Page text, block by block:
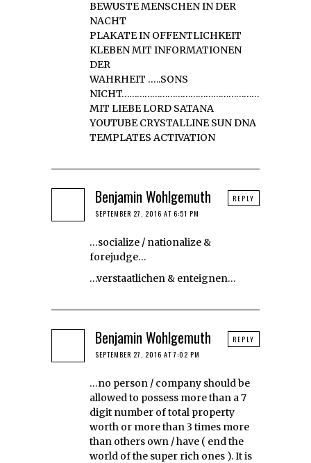
BEWUSTE MENSCHEN IN DER
NACHT
PLAKATE IN OFFENTLICHKEIT
KLEBEN MIT INFORMATIONEN
DER
WAHRHEIT …..SONS
NICHT………………………………………………………………
MIT LIEBE LORD SATANA
YOUTUBE CRYSTALLINE SUN DNA
TEMPLATES ACTIVATION
Benjamin Wohlgemuth
SEPTEMBER 27, 2016 AT 6:51 PM
…socialize / nationalize &
forejudge…
…verstaatlichen & enteignen…
REPLY
Benjamin Wohlgemuth
SEPTEMBER 27, 2016 AT 7:02 PM
…no person / company should be
allowed to possess more than a 7
digit number of total property
worth or more than 3 times more
than others own / have ( end the
world of the super rich ones ). It is
REPLY